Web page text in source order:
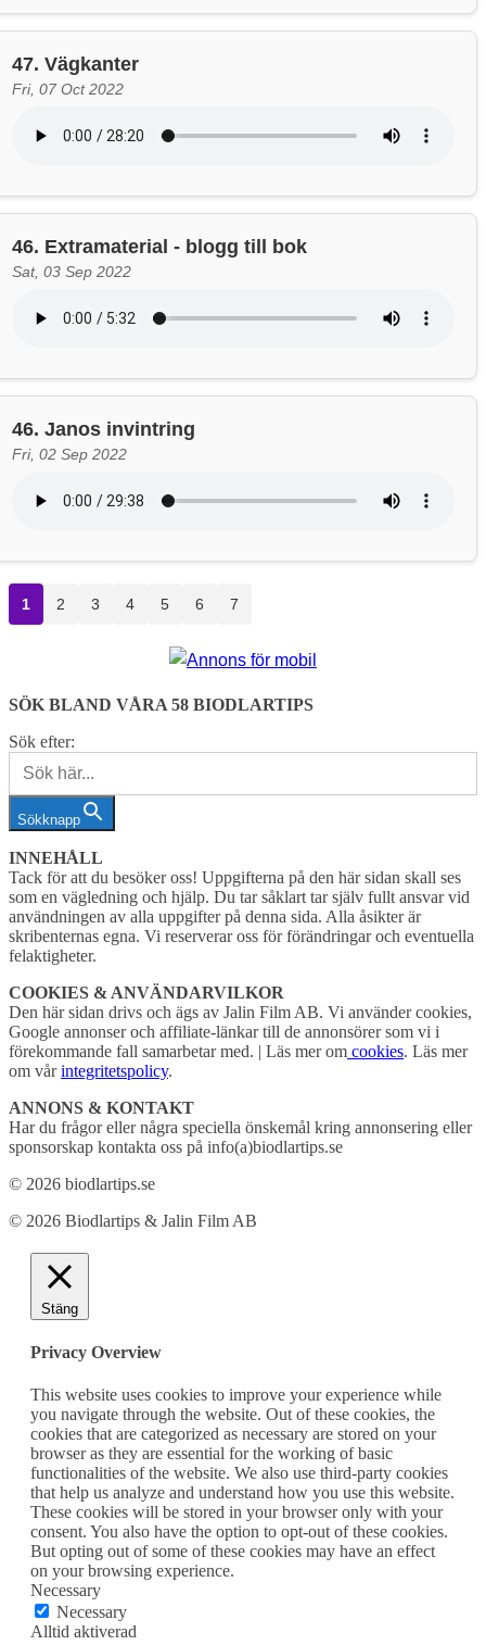
47. Vägkanter
Fri, 07 Oct 2022
46. Extramaterial - blogg till bok
Sat, 03 Sep 2022
46. Janos invintring
Fri, 02 Sep 2022
1 2 3 4 5 6 7
SÖK BLAND VÅRA 58 BIODLARTIPS
Sök efter:
Sökknapp
INNEHÅLL
Tack för att du besöker oss! Uppgifterna på den här sidan skall ses
som en vägledning och hjälp. Du tar såklart tar själv fullt ansvar vid
användningen av alla uppgifter på denna sida. Alla åsikter är
skribenternas egna. Vi reserverar oss för förändringar och eventuella
felaktigheter.
COOKIES & ANVÄNDARVILKOR
Den här sidan drivs och ägs av Jalin Film AB. Vi använder cookies,
Google annonser och affiliate-länkar till de annonsörer som vi i
förekommande fall samarbetar med. | Läs mer om cookies. Läs mer
om vårintegritetspolicy.
ANNONS & KONTAKT
Har du frågor eller några speciella önskemål kring annonsering eller
sponsorskap kontakta oss på info(a)biodlartips.se
© 2026 biodlartips.se
© 2026 Biodlartips & Jalin Film AB
Stäng
Privacy Overview
This website uses cookies to improve your experience while
you navigate through the website. Out of these cookies, the
cookies that are categorized as necessary are stored on your
browser as they are essential for the working of basic
functionalities of the website. We also use third-party cookies
that help us analyze and understand how you use this website.
These cookies will be stored in your browser only with your
consent. You also have the option to opt-out of these cookies.
But opting out of some of these cookies may have an effect
on your browsing experience.
Necessary
Necessary
Alltid aktiverad